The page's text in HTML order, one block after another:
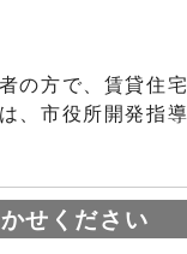
の方で、賃貸住
、市役所開発指
せください